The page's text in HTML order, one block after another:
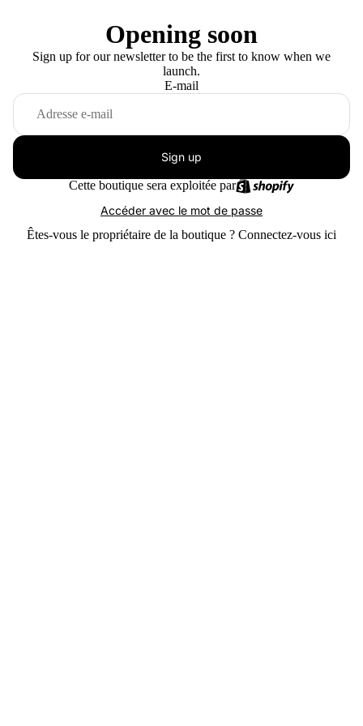
Opening soon
Sign up for our newsletter to be the first to know when we
launch.
E-mail
Sign up
Cette boutique sera exploitée par
Accéder avec le mot de passe
Êtes-vous le propriétaire de la boutique ? Connectez-vous ici